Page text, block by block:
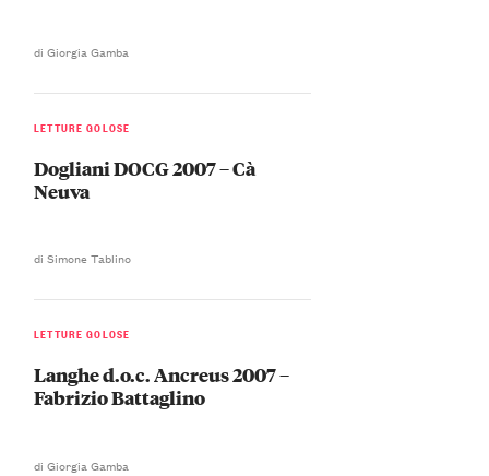
di Giorgia Gamba
LETTURE GOLOSE
Dogliani DOCG 2007 – Cà
Neuva
di Simone Tablino
LETTURE GOLOSE
Langhe d.o.c. Ancreus 2007 –
Fabrizio Battaglino
di Giorgia Gamba